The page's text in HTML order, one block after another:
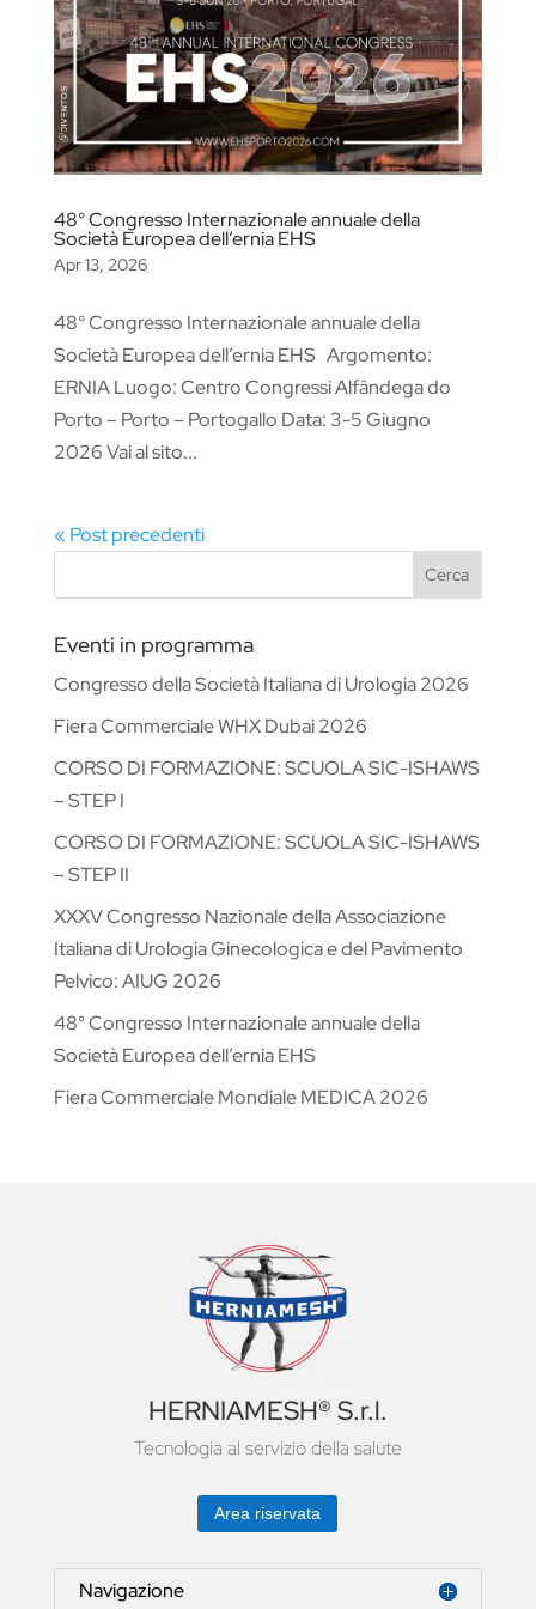
48° Congresso Internazionale annuale della
Società Europea dell’ernia EHS
Apr 13, 2026
48° Congresso Internazionale annuale della
Società Europea dell’ernia EHS Argomento:
ERNIA Luogo: Centro Congressi Alfândega do
Porto – Porto – Portogallo Data: 3-5 Giugno
2026 Vai al sito...
« Post precedenti
Cerca
Eventi in programma
Congresso della Società Italiana di Urologia 2026
Fiera Commerciale WHX Dubai 2026
CORSO DI FORMAZIONE: SCUOLA SIC-ISHAWS
– STEP I
CORSO DI FORMAZIONE: SCUOLA SIC-ISHAWS
– STEP II
XXXV Congresso Nazionale della Associazione
Italiana di Urologia Ginecologica e del Pavimento
Pelvico: AIUG 2026
48° Congresso Internazionale annuale della
Società Europea dell’ernia EHS
Fiera Commerciale Mondiale MEDICA 2026
HERNIAMESH® S.r.l.
Tecnologia al servizio della salute
Area riservata
Navigazione